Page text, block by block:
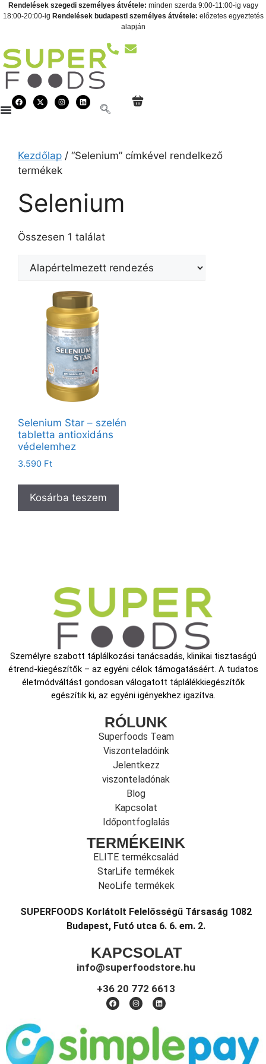
Rendelések szegedi személyes átvétele: minden szerda 9:00-11:00-ig vagy
18:00-20:00-ig Rendelések budapesti személyes átvétele: előzetes egyeztetés
alapján
Kezdőlap / “Selenium” címkével rendelkező
termékek
Selenium
Összesen 1 találat
Selenium Star – szelén
tabletta antioxidáns
védelemhez
3.590 Ft
Kosárba teszem
Személyre szabott táplálkozási tanácsadás, klinikai tisztaságú
étrend-kiegészítők – az egyéni célok támogatásáért. A tudatos
életmódváltást gondosan válogatott táplálékkiegészítők
egészítik ki, az egyéni igényekhez igazítva.
RÓLUNK
Superfoods Team
Viszonteladóink
Jelentkezz
viszonteladónak
Blog
Kapcsolat
Időpontfoglalás
TERMÉKEINK
ELITE termékcsalád
StarLife termékek
NeoLife termékek
SUPERFOODS Korlátolt Felelősségű Társaság 1082
Budapest, Futó utca 6. 6. em. 2.
KAPCSOLAT
info@superfoodstore.hu
+36 20 772 6613